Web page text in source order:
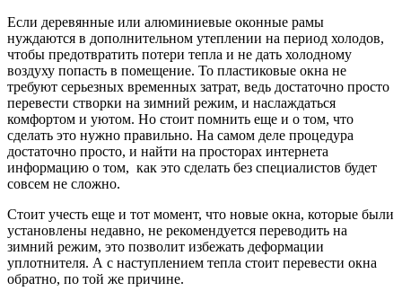
Если деревянные или алюминиевые оконные рамы
нуждаются в дополнительном утеплении на период холодов,
чтобы предотвратить потери тепла и не дать холодному
воздуху попасть в помещение. То пластиковые окна не
требуют серьезных временных затрат, ведь достаточно просто
перевести створки на зимний режим, и наслаждаться
комфортом и уютом. Но стоит помнить еще и о том, что
сделать это нужно правильно. На самом деле процедура
достаточно просто, и найти на просторах интернета
информацию о том, как это сделать без специалистов будет
совсем не сложно.
Стоит учесть еще и тот момент, что новые окна, которые были
установлены недавно, не рекомендуется переводить на
зимний режим, это позволит избежать деформации
уплотнителя. А с наступлением тепла стоит перевести окна
обратно, по той же причине.